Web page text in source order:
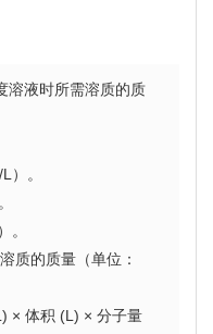
溶液时所需溶质的质
）。
。
质的质量（单位：
× 体积 (L) × 分子量